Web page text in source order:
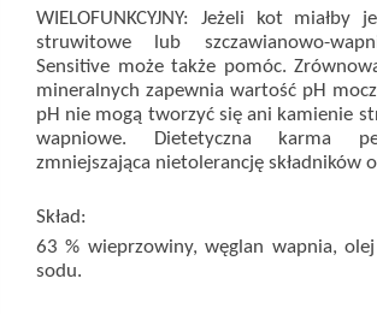
WIELOFUNKCYJNY: Jeżeli kot miałby
struwitowe lub szczawianowo-
Sensitive może także pomóc.
mineralnych zapewnia wartość pH
pH nie mogą tworzyć się ani kamienie
wapniowe. Dietetyczna karma
zmniejszająca nietolerancję składników
Skład:
63 % wieprzowiny, węglan wapnia,
sodu.